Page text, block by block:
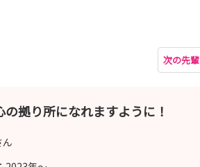
次の先輩
拠り所になれますように！